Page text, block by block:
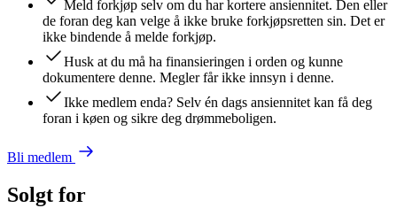
Meld forkjøp selv om du har kortere ansiennitet. Den eller
de foran deg kan velge å ikke bruke forkjøpsretten sin. Det er
ikke bindende å melde forkjøp.
Husk at du må ha finansieringen i orden og kunne
dokumentere denne. Megler får ikke innsyn i denne.
Ikke medlem enda? Selv én dags ansiennitet kan få deg
foran i køen og sikre deg drømmeboligen.
Bli medlem
Solgt for